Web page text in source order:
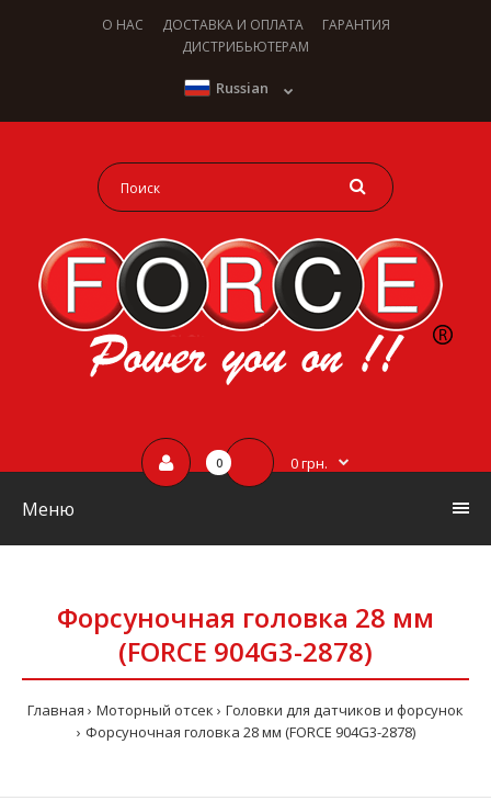
О НАС ДОСТАВКА И ОПЛАТА
ГАРАНТИЯ
ДИСТРИБЬЮТЕРАМ
Russian
0 0 грн.
Меню
Форсуночная головка 28 мм
(FORCE 904G3-2878)
Главная Моторный отсек
Головки для датчиков и форсунок
Форсуночная головка 28 мм (FORCE 904G3-2878)